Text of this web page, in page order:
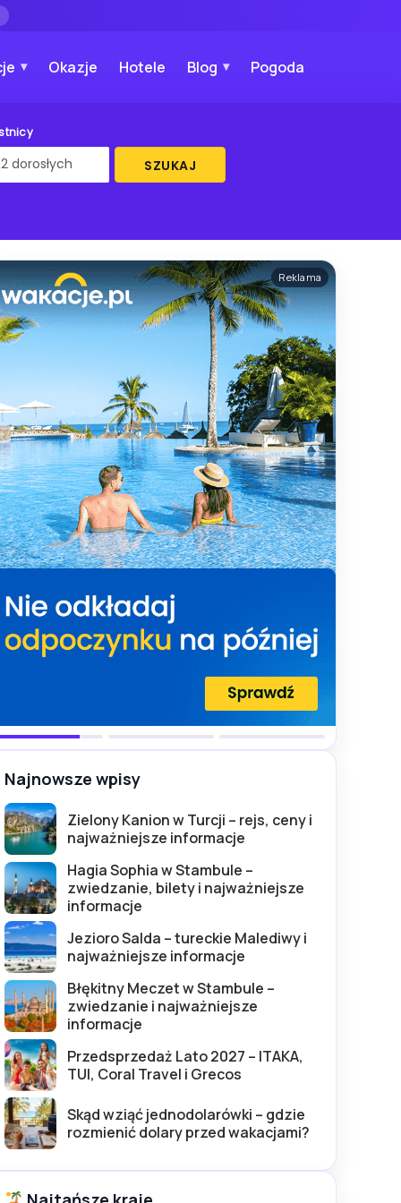
Okazje Hotele Blog Pogoda
SZUKAJ
Reklama
Najnowsze wpisy
Zielony Kanion w Turcji – rejs, ceny i
najważniejsze informacje
Hagia Sophia w Stambule –
zwiedzanie, bilety i najważniejsze
informacje
Jezioro Salda – tureckie Malediwy i
najważniejsze informacje
Błękitny Meczet w Stambule –
zwiedzanie i najważniejsze
informacje
Przedsprzedaż Lato 2027 – ITAKA,
TUI, Coral Travel i Grecos
Skąd wziąć jednodolarówki – gdzie
rozmienić dolary przed wakacjami?